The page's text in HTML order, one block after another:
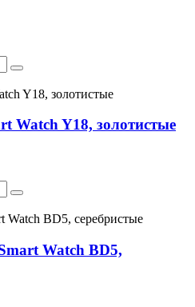
Watch Y18, золотистые
Watch BD5,